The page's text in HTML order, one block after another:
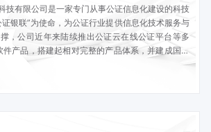
技有限公司是一家专门从事公证信息化建设的科技
银联”为使命，为公证行业提供信息化技术服务与
，公司近年来陆续推出公证云在线公证平台等多
件产品，搭建起相对完整的产品体系，并建成国内
数据中心，公司业务覆盖31个省、市、自治区，并
立了合作关系，是全国领先的公证信息化服务